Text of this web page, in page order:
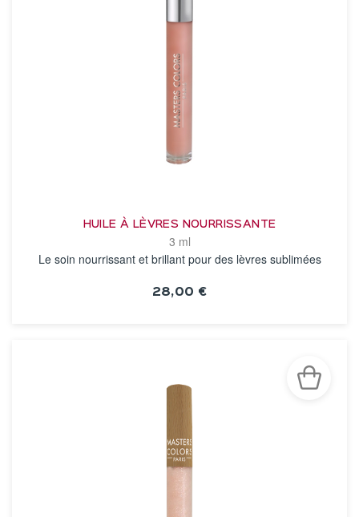
HUILE À LÈVRES NOURRISSANTE
3 ml
Le soin nourrissant et brillant pour des lèvres sublimées
28,00 €